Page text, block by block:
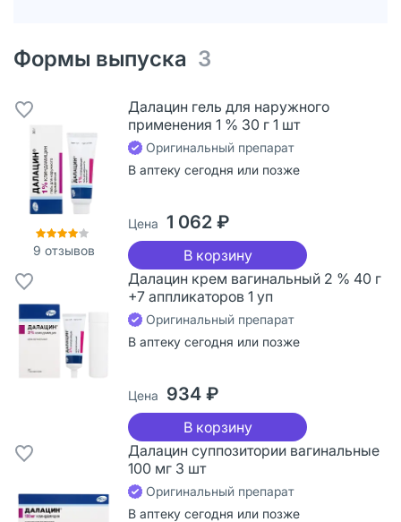
Формы выпуска 3
9 отзывов
Далацин гель для наружного
применения 1 % 30 г 1 шт
Оригинальный препарат
В аптеку сегодня или позже
Цена 1 062 ₽
В корзину
Далацин крем вагинальный 2 % 40 г
+7 аппликаторов 1 уп
Оригинальный препарат
В аптеку сегодня или позже
Цена 934 ₽
В корзину
Далацин суппозитории вагинальные
100 мг 3 шт
Оригинальный препарат
В аптеку сегодня или позже